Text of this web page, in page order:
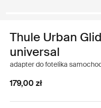
Thule Urban
universal
adapter do fotelika
179,00 zł